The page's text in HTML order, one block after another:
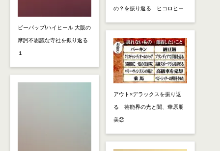
ビーバップ!ハイヒール 大阪の
摩訶不思議な寺社を振り返る
１
の？を振り返る ヒコロヒー
アウト×デラックスを振り返
る 芸能界の光と闇、華原朋
美②